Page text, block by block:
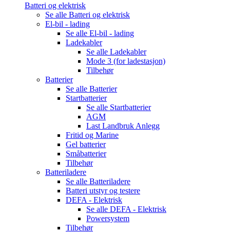
Batteri og elektrisk
Se alle Batteri og elektrisk
El-bil - lading
Se alle El-bil - lading
Ladekabler
Se alle Ladekabler
Mode 3 (for ladestasjon)
Tilbehør
Batterier
Se alle Batterier
Startbatterier
Se alle Startbatterier
AGM
Last Landbruk Anlegg
Fritid og Marine
Gel batterier
Småbatterier
Tilbehør
Batteriladere
Se alle Batteriladere
Batteri utstyr og testere
DEFA - Elektrisk
Se alle DEFA - Elektrisk
Powersystem
Tilbehør